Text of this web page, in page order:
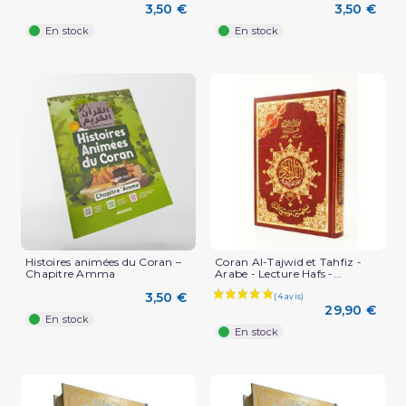
3,50 €
En stock
3,50 €
En stock
Histoires animées du Coran –
Chapitre Amma
3,50 €
En stock
Coran Al-Tajwid et Tahfiz -
Arabe - Lecture Hafs -...
29,90 €
En stock